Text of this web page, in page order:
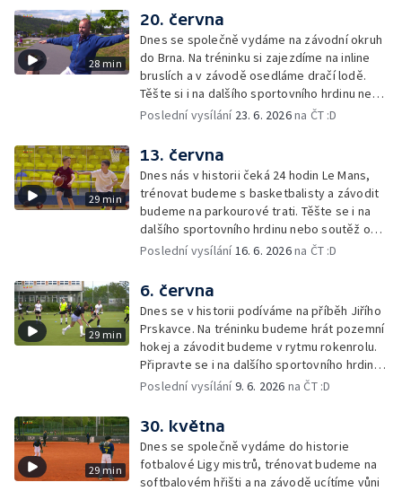
28 min
20. června
Dnes se společně vydáme na závodní okruh
do Brna. Na tréninku si zajezdíme na inline
bruslích a v závodě osedláme dračí lodě.
Těšte si i na dalšího sportovního hrdinu nebo
mladého šampiona.
Poslední vysílání 23. 6. 2026na ČT :D
29 min
13. června
Dnes nás v historii čeká 24 hodin Le Mans,
trénovat budeme s basketbalisty a závodit
budeme na parkourové trati. Těšte se i na
dalšího sportovního hrdinu nebo soutěž o
cenu Lvíčat.
Poslední vysílání16. 6. 2026na ČT :D
29 min
6. června
Dnes se v historii podíváme na příběh Jiřího
Prskavce. Na tréninku budeme hrát pozemní
hokej a závodit budeme v rytmu rokenrolu.
Připravte se i na dalšího sportovního hrdinu
nebo mladého šampiona.
Poslední vysílání9. 6. 2026 na ČT :D
29 min
30. května
Dnes se společně vydáme do historie
fotbalové Ligy mistrů, trénovat budeme na
softbalovém hřišti a na závodě ucítíme vůni